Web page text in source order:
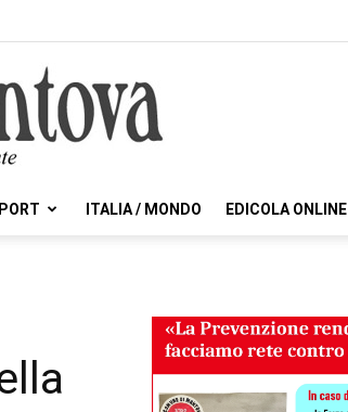
ITALIA / MONDO EDICOLA ONLINE